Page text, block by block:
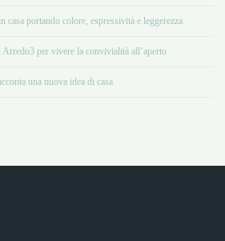
casa portando colore, espressività e leggerezza
per vivere la convivialità all’aperto
una nuova idea di casa